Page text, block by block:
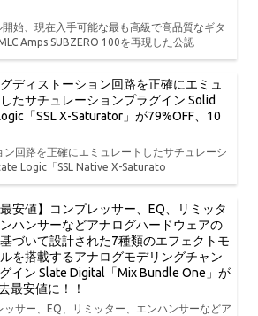
始、現在入手可能な最も高級で高品質なギタ
Amps SUBZERO 100を再現した公認
ディストーション回路を正確にエミュ
たサチュレーションプラグイン Solid
「SSL X-Saturator」が79%OFF、10
ン回路を正確にエミュレートしたサチュレーシ
Logic「SSL Native X-Saturato
最安値】コンプレッサー、EQ、リミッタ
ハンサーなどアナログハードウェアの
づいて設計された7種類のエフェクトモ
を搭載するアナログモデリングチャン
イン Slate Digital「Mix Bundle One」が
最安値に！！
ッサー、EQ、リミッター、エンハンサーなどア